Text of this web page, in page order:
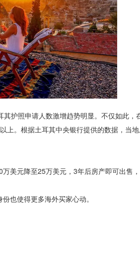
护照申请人数激增趋势明显。不仅如此，
上。根据土耳其中央银行提供的数据，当
美元降至25万美元，3年后房产即可出售
也使得更多海外买家心动。